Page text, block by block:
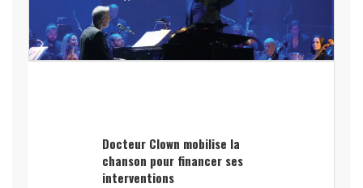
Docteur Clown mobilise la
chanson pour financer ses
interventions